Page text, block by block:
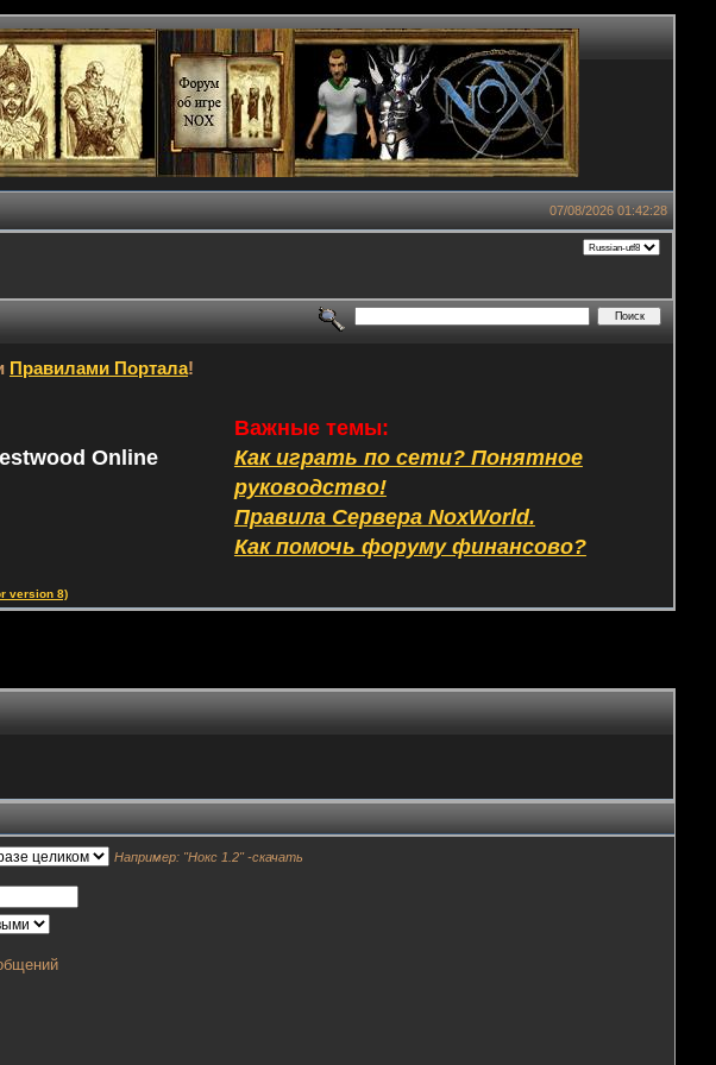
07/08/2026 01:42:28
Правилами Портала!
Online
Важные темы:
Как играть по сети? Понятное
руководство!
Правила Сервера NoxWorld.
Как помочь форуму финансово?
version 8)
Например: "Нокс 1.2" -скачать